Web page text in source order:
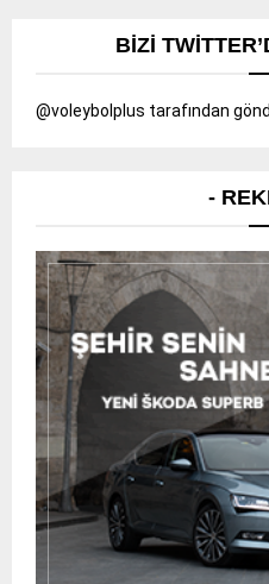
BIZI
@voleybolplus tarafından
-